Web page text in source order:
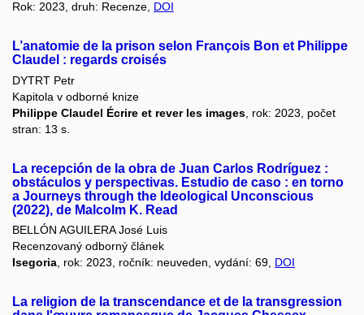
Rok: 2023, druh: Recenze, DOI
L’anatomie de la prison selon François Bon et Philippe
Claudel : regards croisés
DYTRT Petr
Kapitola v odborné knize
Philippe Claudel Écrire et rever les images , rok: 2023, počet
stran: 13 s.
La recepción de la obra de Juan Carlos Rodríguez :
obstáculos y perspectivas. Estudio de caso : en torno
a Journeys through the Ideological Unconscious
(2022), de Malcolm K. Read
BELLÓN AGUILERA José Luis
Recenzovaný odborný článek
Isegoria , rok: 2023, ročník: neuveden, vydání: 69, DOI
La religion de la transcendance et de la transgression